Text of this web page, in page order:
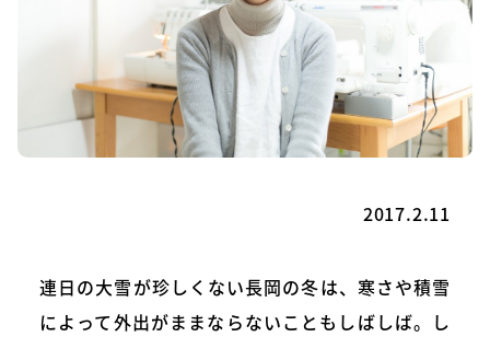
2017.2.11
連日の大雪が珍しくない長岡の冬は、寒さや積雪
によって外出がままならないこともしばしば。し